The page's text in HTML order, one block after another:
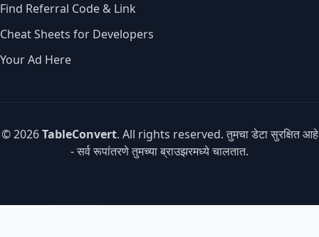
Find Referral Code & Link
Cheat Sheets for Developers
Your Ad Here
© 2026TableConvert. All rights reserved. तुमचा डेटा सुरक्षित आहे
- सर्व रूपांतरणे तुमच्या ब्राउझरमध्ये चालतात.